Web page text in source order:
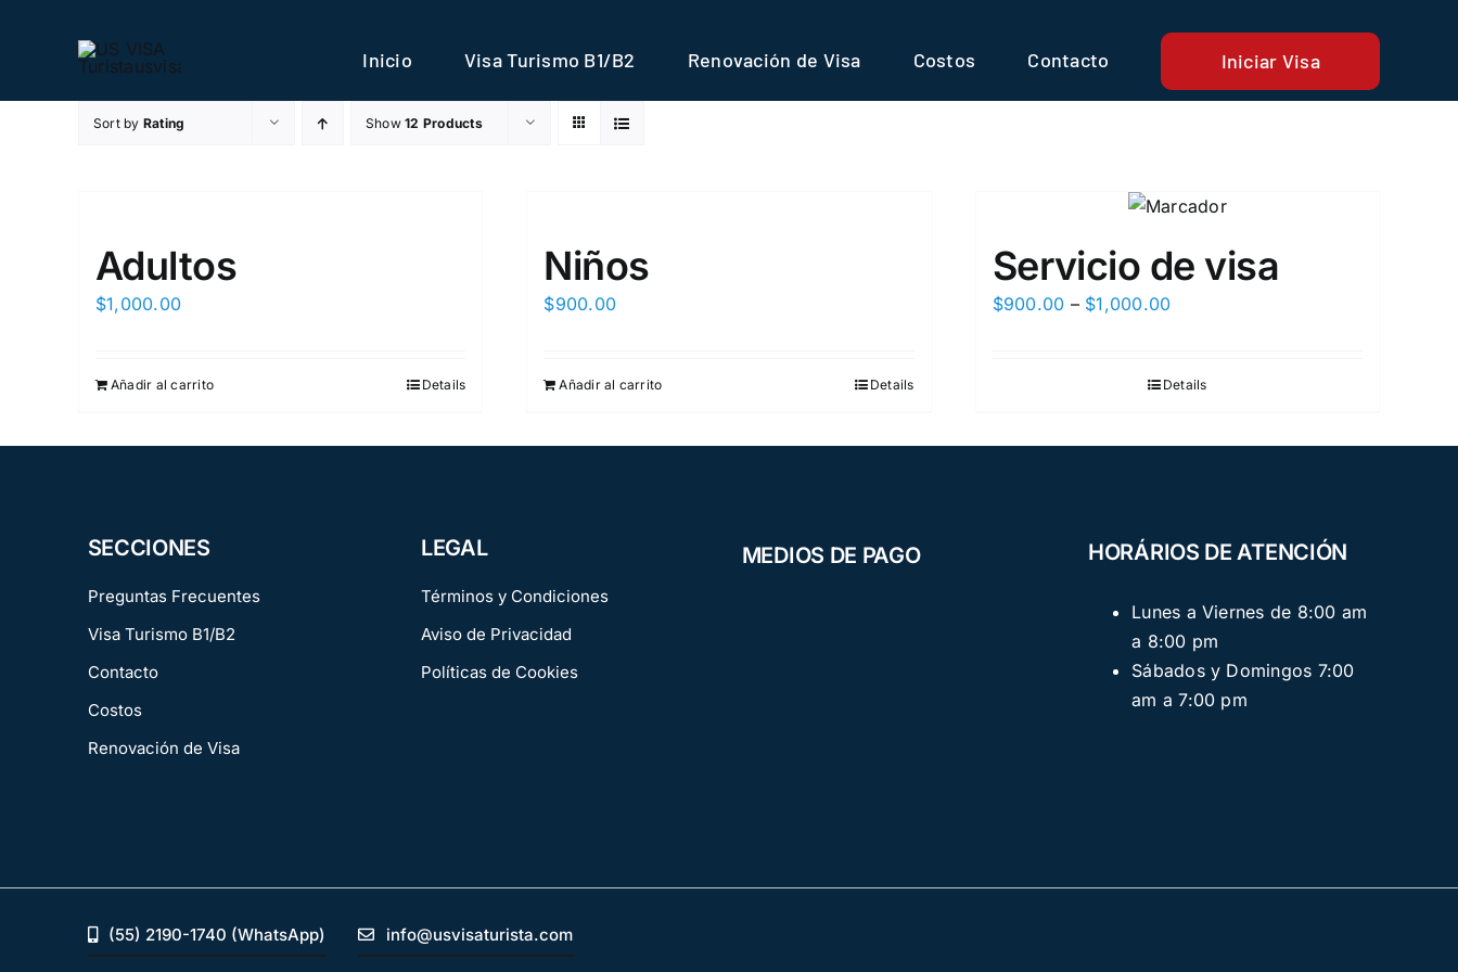
Inicio Visa Turismo B1/B2 Renovación de Visa Costos Contacto Iniciar Visa
Sort by Rating Show12 Products
Adultos
$1,000.00
Añadir al carrito Details
Niños
$900.00
Añadir al carrito Details
Servicio de visa
$900.00 – $1,000.00Price
through
Details
SECCIONES
Preguntas Frecuentes
Visa Turismo B1/B2
Contacto
Costos
Renovación de Visa
LEGAL
Términos y Condiciones
Aviso de Privacidad
Políticas de Cookies
MEDIOS DE PAGO HORÁRIOS DE ATENCIÓN
Lunes a Viernes de 8:00 am
a 8:00 pm
Sábados y Domingos 7:00
am a 7:00 pm
(55) 2190-1740 (WhatsApp) info@usvisaturista.com